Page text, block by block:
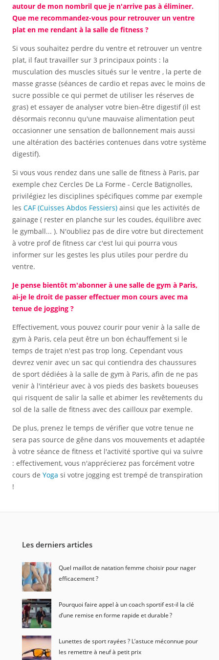
autour de mon nombril que je n'arrive pas à éliminer.
Que me recommandez-vous pour retrouver un ventre
plat en me rendant à la salle de fitness ?
Si vous souhaitez perdre du ventre et retrouver un ventre
plat, il faut travailler sur 3 principaux points : la
musculation des muscles situés sur le ventre , la perte de
masse grasse (séances de cardio et repas avec le moins de
sucre possible ce qui permet de utiliser les réserves de
gras) et essayer de analyser votre bien-être digestif (il est
désormais reconnu qu'une mauvaise alimentation peut
occasionner une sensation de ballonnement mais aussi
une altération des bactéries contenues dans votre système
digestif).
Si vous vous rendez dans une salle de fitness à Paris, par
exemple chez Cercles De La Forme - Cercle Batignolles,
privilégiez les disciplines spécifiques comme par exemple
les CAF (Cuisses Abdos Fessiers) ainsi que les activités de
gainage ( rester en planche sur les coudes, équilibre avec
le gymball... ). N'oubliez pas de dire votre but directement
à votre prof de fitness car c'est lui qui pourra vous
informer sur les gestes les plus utiles pour perdre du
ventre.
Je pense bientôt m'abonner à une salle de gym à Paris,
ai-je le droit de passer effectuer mon cours avec ma
tenue de jogging ?
Effectivement, vous pouvez courir pour venir à la salle de
gym à Paris, cela peut être un bon échauffement si le
temps de trajet n'est pas trop long. Cependant vous
devrez venir avec un sac qui contiendra des chaussures
de sport dédiées à la salle de gym à Paris, afin de ne pas
venir à l'intérieur avec à vos pieds des baskets boueuses
qui risquent de salir la salle et abimer les revêtements du
sol de la salle de fitness avec des cailloux par exemple.
De plus, prenez le temps de vérifier que votre tenue ne
sera pas source de gêne dans vos mouvements et adaptée
à votre séance de fitness et l'activité sportive qui va suivre
: effectivement, vous n'apprécierez pas forcément votre
cours de Yoga si votre jogging est trempé de transpiration
!
Les derniers articles
Quel maillot de natation femme choisir pour nager
efficacement ?
Pourquoi faire appel à un coach sportif est-il la clé
d’une remise en forme rapide et durable ?
Lunettes de sport rayées ? L’astuce méconnue pour
les remettre à neuf à petit prix